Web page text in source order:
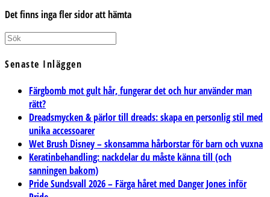
Det finns inga fler sidor att hämta
Senaste Inläggen
Färgbomb mot gult hår, fungerar det och hur använder man
rätt?
Dreadsmycken & pärlor till dreads: skapa en personlig stil med
unika accessoarer
Wet Brush Disney – skonsamma hårborstar för barn och vuxna
Keratinbehandling: nackdelar du måste känna till (och
sanningen bakom)
Pride Sundsvall 2026 – Färga håret med Danger Jones inför